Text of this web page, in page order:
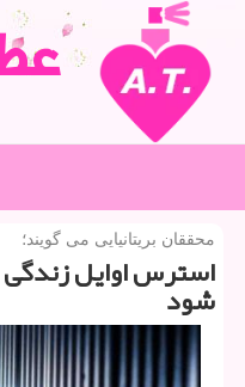
محققان بریتانیایی می گویند؛
استرس اوایل
شود